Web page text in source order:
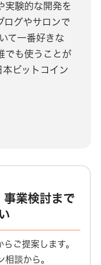
実験的な開発を
ログやサロンで
て一番好きな
でも使うことが
ビットコイン
事業検討まで
ご提案します。
談から。